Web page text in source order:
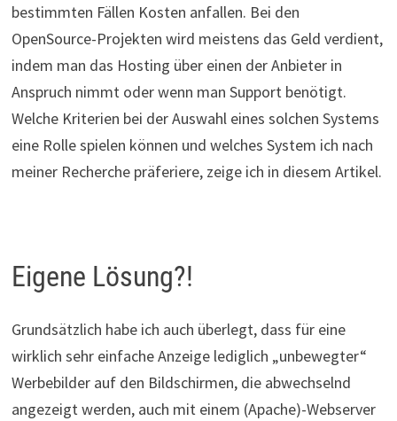
bestimmten Fällen Kosten anfallen. Bei den
OpenSource-Projekten wird meistens das Geld verdient,
indem man das Hosting über einen der Anbieter in
Anspruch nimmt oder wenn man Support benötigt.
Welche Kriterien bei der Auswahl eines solchen Systems
eine Rolle spielen können und welches System ich nach
meiner Recherche präferiere, zeige ich in diesem Artikel.
Eigene Lösung?!
Grundsätzlich habe ich auch überlegt, dass für eine
wirklich sehr einfache Anzeige lediglich „unbewegter“
Werbebilder auf den Bildschirmen, die abwechselnd
angezeigt werden, auch mit einem (Apache)-Webserver